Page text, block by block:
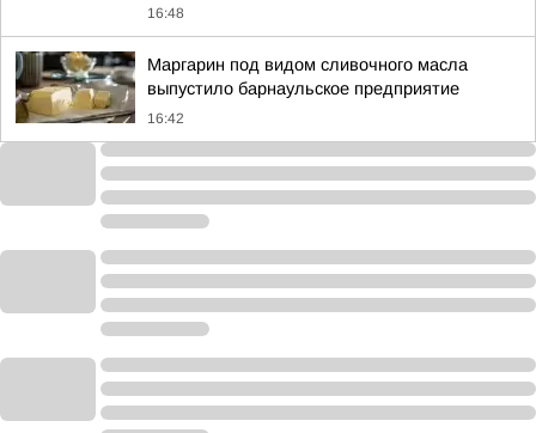
16:48
Маргарин под видом сливочного масла
выпустило барнаульское предприятие
16:42